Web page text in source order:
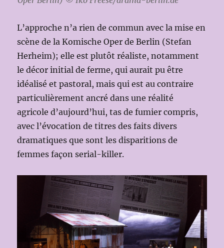
L’approche n’a rien de commun avec la mise en
scène de la Komische Oper de Berlin (Stefan
Herheim); elle est plutôt réaliste, notamment
le décor initial de ferme, qui aurait pu être
idéalisé et pastoral, mais qui est au contraire
particulièrement ancré dans une réalité
agricole d’aujourd’hui, tas de fumier compris,
avec l’évocation de titres des faits divers
dramatiques que sont les disparitions de
femmes façon serial-killer.